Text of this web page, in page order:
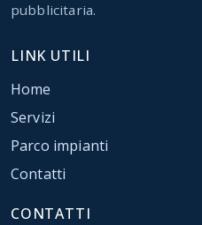
pubblicitaria.
LINK UTILI
Home
Servizi
Parco impianti
Contatti
CONTATTI